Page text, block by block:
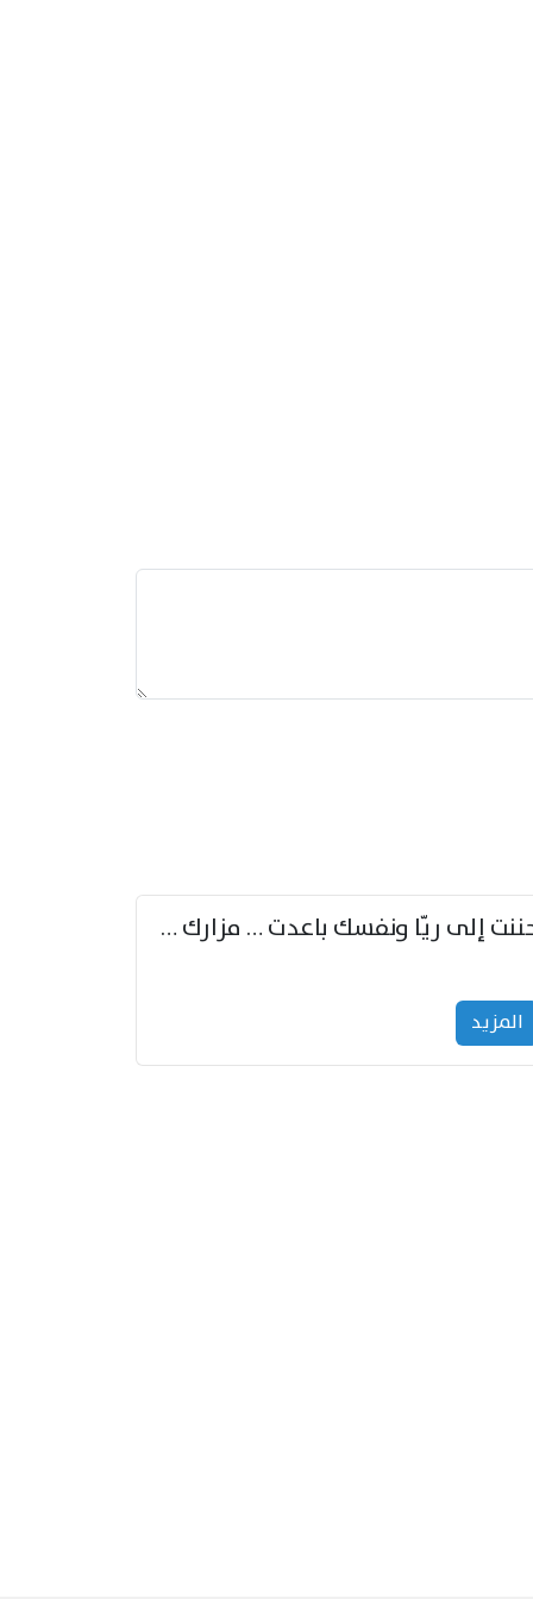
حننت إلى ريّا ونفسك باعدت … مزارك من ريّا وشعباكما معا
المزید